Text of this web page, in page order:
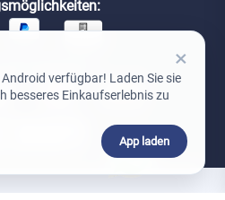
×
verfügbar! Laden Sie sie
besseres Einkaufserlebnis zu
App laden